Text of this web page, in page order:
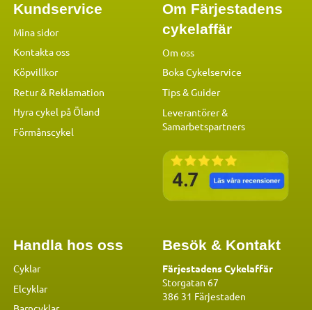
Kundservice
Mina sidor
Kontakta oss
Köpvillkor
Retur & Reklamation
Hyra cykel på Öland
Förmånscykel
Om Färjestadens
cykelaffär
Om oss
Boka Cykelservice
Tips & Guider
Leverantörer &
Samarbetspartners
Handla hos oss
Cyklar
Elcyklar
Besök & Kontakt
Färjestadens Cykelaffär
Storgatan 67
386 31 Färjestaden